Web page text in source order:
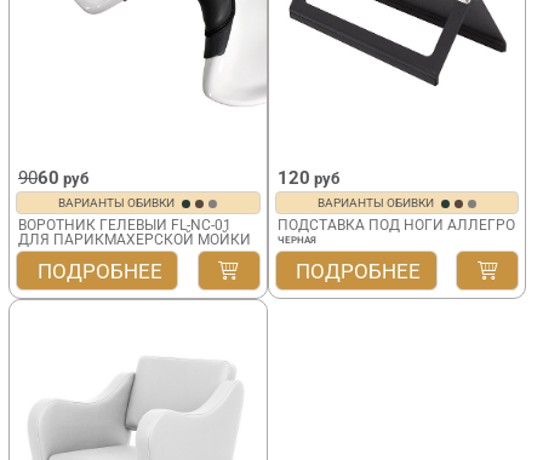
9060 руб
ВАРИАНТЫ ОБИВКИ
ВОРОТНИК ГЕЛЕВЫЙ FL-NC-01
ДЛЯ ПАРИКМАХЕРСКОЙ МОЙКИ
ПОДРОБНЕЕ
120 руб
ВАРИАНТЫ ОБИВКИ
ПОДСТАВКА ПОД НОГИ АЛЛЕГРО
ЧЕРНАЯ
ПОДРОБНЕЕ